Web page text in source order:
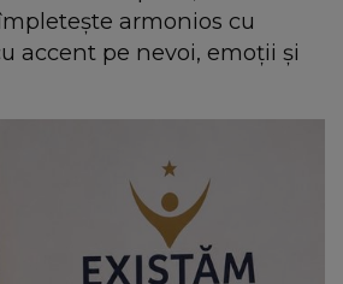
armonios cu
accent pe nevoi, emoții și